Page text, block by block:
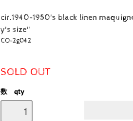
cir.1940-1950's black linen
y's size"
CO-2g042
SOLD OUT
数 qty